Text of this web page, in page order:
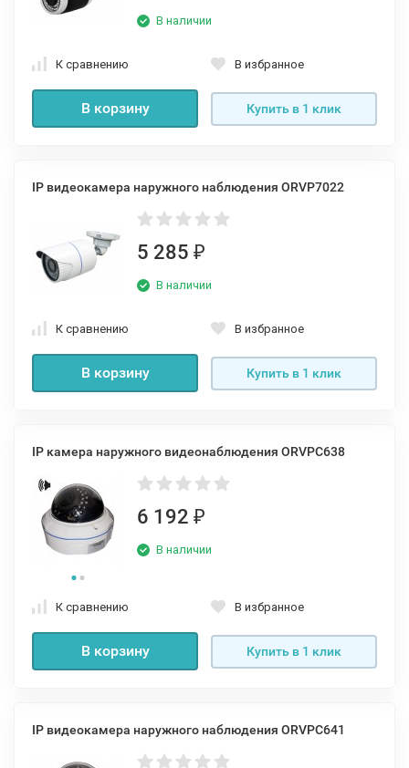
В наличии
К сравнению В избранное
В корзину Купить в 1 клик
IP видеокамера наружного наблюдения ORVP7022
5 285 ₽
В наличии
К сравнению В избранное
В корзину Купить в 1 клик
IP камера наружного видеонаблюдения ORVPC638
6 192 ₽
В наличии
К сравнению В избранное
В корзину Купить в 1 клик
IP видеокамера наружного наблюдения ORVPC641